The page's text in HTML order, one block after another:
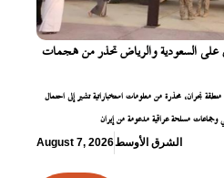
على السعودية والرياض تحذر من هجمات
هجوم استهدف منطقة نجران، محذرة من معلومات استخباراتية تشير إلى احتمال
مسلحة عراقية مدعومة من إيران
August 7, 2026الشرق الأوسط